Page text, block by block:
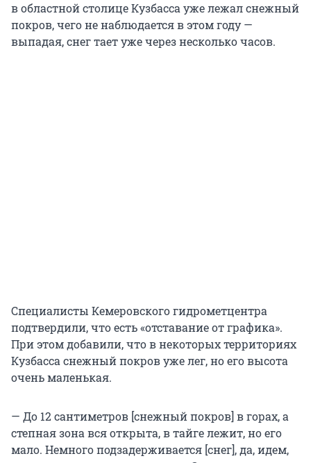
в областной столице Кузбасса уже лежал снежный
покров, чего не наблюдается в этом году —
выпадая, снег тает уже через несколько часов.
Специалисты Кемеровского гидрометцентра
подтвердили, что есть «отставание от графика».
При этом добавили, что в некоторых территориях
Кузбасса снежный покров уже лег, но его высота
очень маленькая.
— До 12 сантиметров [снежный покров] в горах, а
степная зона вся открыта, в тайге лежит, но его
мало. Немного подзадерживается [снег], да, идем,